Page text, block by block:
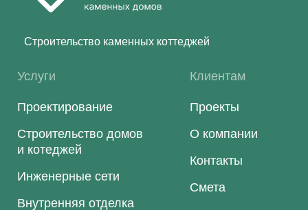
Строительство каменных коттеджей
Услуги
Проектирование
Строительство домов
и котеджей
Инженерные сети
Внутренняя отделка
Клиентам
Проекты
О компании
Контакты
Смета